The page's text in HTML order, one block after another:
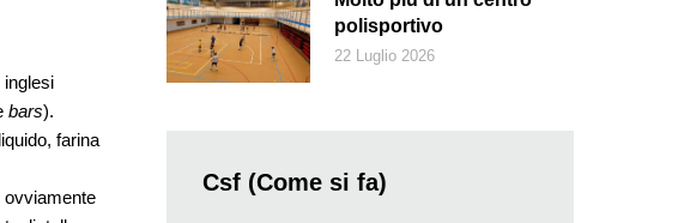
inglesi
bars).
farina
ovviamente
polisportivo
22 Luglio 2026
Csf (Come si fa)